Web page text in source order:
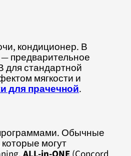
кондиционер. В
— предварительное
для стандартной
мягкости и
для прачечной.
Обычные
могут